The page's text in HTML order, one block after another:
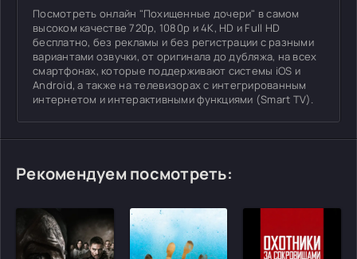
Посмотреть онлайн "Похищенные дочери" в самом
высоком качестве 720p, 1080p и 4K, HD и Full HD
бесплатно, без рекламы и без регистрации с разными
вариантами озвучки, от оригинала до дубляжа, на всех
смартфонах, которые поддерживают системы iOS и
Android, а также на телевизорах с интегрированным
интернетом и интерактивными функциями (Smart TV).
Рекомендуем посмотреть: